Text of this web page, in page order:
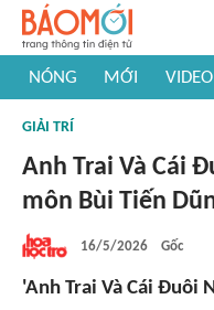
NÓNG MỚI VIDEO
#Khám phá thế giới
GIẢI TRÍ
Anh Trai Và Cái
môn Bùi Tiến
16/5/2026 Gốc
'Anh Trai Và Cái